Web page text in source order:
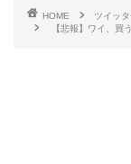
HOME
ツイッタ
【悲報】ワイ、買